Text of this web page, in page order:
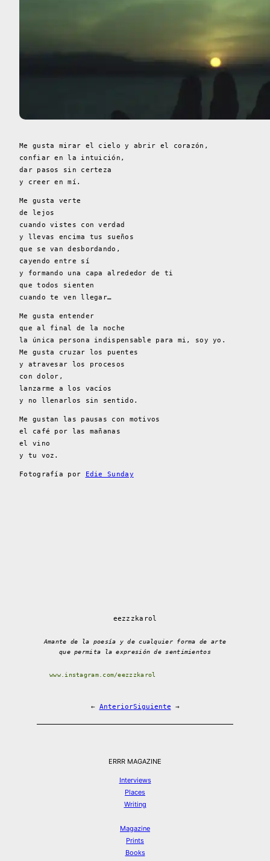
Me gusta mirar el cielo y abrir el corazón,
confiar en la intuición,
dar pasos sin certeza
y creer en mí.
Me gusta verte
de lejos
cuando vistes con verdad
y llevas encima tus sueños
que se van desbordando,
cayendo entre sí
y formando una capa alrededor de ti
que todos sienten
cuando te ven llegar…
Me gusta entender
que al final de la noche
la única persona indispensable para mi, soy yo.
Me gusta cruzar los puentes
y atravesar los procesos
con dolor,
lanzarme a los vacíos
y no llenarlos sin sentido.
Me gustan las pausas con motivos
el café por las mañanas
el vino
y tu voz.
Fotografía por Edie Sunday
eezzzkarol
Amante de la poesía y de cualquier forma de arte
que permita la expresión de sentimientos
www.instagram.com/eezzzkarol
← AnteriorSiguiente →
ERRR MAGAZINE
Interviews
Places
Writing
Magazine
Prints
Books